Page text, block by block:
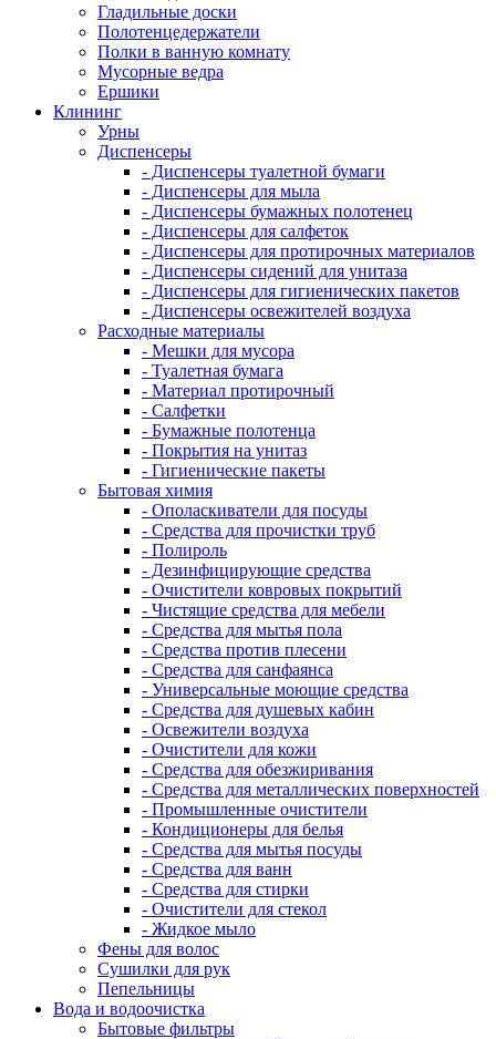
Гладильные доски
Полотенцедержатели
Полки в ванную комнату
Мусорные ведра
Ершики
Клининг
Урны
Диспенсеры
- Диспенсеры туалетной бумаги
- Диспенсеры для мыла
- Диспенсеры бумажных полотенец
- Диспенсеры для салфеток
- Диспенсеры для протирочных материалов
- Диспенсеры сидений для унитаза
- Диспенсеры для гигиенических пакетов
- Диспенсеры освежителей воздуха
Расходные материалы
- Мешки для мусора
- Туалетная бумага
- Материал протирочный
- Салфетки
- Бумажные полотенца
- Покрытия на унитаз
- Гигиенические пакеты
Бытовая химия
- Ополаскиватели для посуды
- Средства для прочистки труб
- Полироль
- Дезинфицирующие средства
- Очистители ковровых покрытий
- Чистящие средства для мебели
- Средства для мытья пола
- Средства против плесени
- Средства для санфаянса
- Универсальные моющие средства
- Средства для душевых кабин
- Освежители воздуха
- Очистители для кожи
- Средства для обезжиривания
- Средства для металлических поверхностей
- Промышленные очистители
- Кондиционеры для белья
- Средства для мытья посуды
- Средства для ванн
- Средства для стирки
- Очистители для стекол
- Жидкое мыло
Фены для волос
Сушилки для рук
Пепельницы
Вода и водоочистка
Бытовые фильтры